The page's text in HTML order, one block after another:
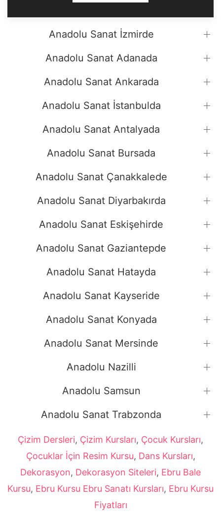
Anadolu Sanat İzmirde
Anadolu Sanat Adanada
Anadolu Sanat Ankarada
Anadolu Sanat İstanbulda
Anadolu Sanat Antalyada
Anadolu Sanat Bursada
Anadolu Sanat Çanakkalede
Anadolu Sanat Diyarbakırda
Anadolu Sanat Eskişehirde
Anadolu Sanat Gaziantepde
Anadolu Sanat Hatayda
Anadolu Sanat Kayseride
Anadolu Sanat Konyada
Anadolu Sanat Mersinde
Anadolu Nazilli
Anadolu Samsun
Anadolu Sanat Trabzonda
Çizim Dersleri, Çizim Kursları, Çocuk Kursları,
Çocuklar İçin Resim Kursu, Dans Kursları,
Dekorasyon, Dekorasyon Siteleri, Ebru Bale
Kursu, Ebru Kursu Ebru Sanatı Kursları, Ebru Kursu
Fiyatları